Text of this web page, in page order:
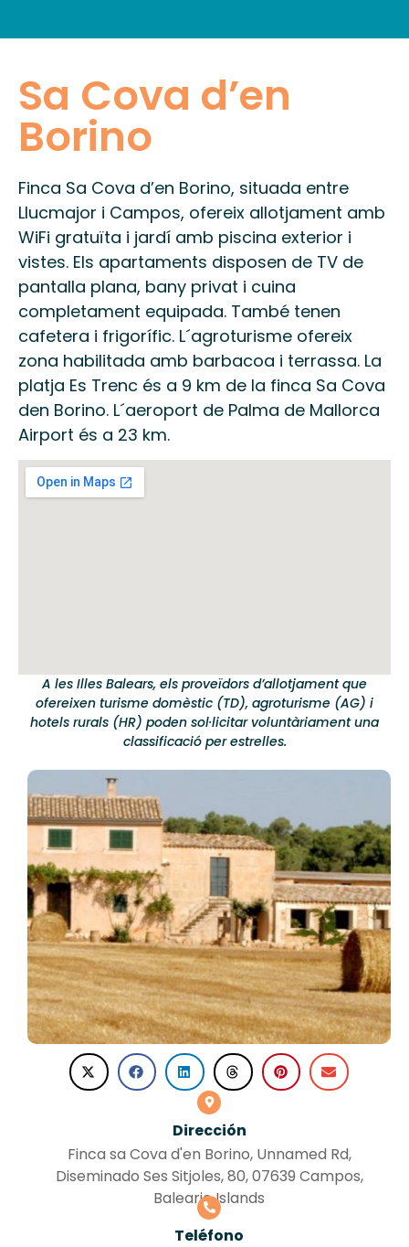
Sa Cova d’en
Borino
Finca Sa Cova d’en Borino, situada entre
Llucmajor i Campos, ofereix allotjament amb
WiFi gratuïta i jardí amb piscina exterior i
vistes. Els apartaments disposen de TV de
pantalla plana, bany privat i cuina
completament equipada. També tenen
cafetera i frigorífic. L´agroturisme ofereix
zona habilitada amb barbacoa i terrassa. La
platja Es Trenc és a 9 km de la finca Sa Cova
den Borino. L´aeroport de Palma de Mallorca
Airport és a 23 km.
A les Illes Balears, els proveïdors d’allotjament que
ofereixen turisme domèstic (TD), agroturisme (AG) i
hotels rurals (HR) poden sol·licitar voluntàriament una
classificació per estrelles.
Dirección
Finca sa Cova d'en Borino, Unnamed Rd,
Diseminado Ses Sitjoles, 80, 07639 Campos,
Balearic Islands
Teléfono